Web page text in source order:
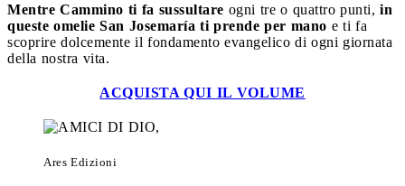
Mentre Cammino ti fa sussultare ogni tre o quattro punti, in
queste omelie San Josemaría ti prende per mano e ti fa
scoprire dolcemente il fondamento evangelico di ogni giornata
della nostra vita.
ACQUISTA QUI IL VOLUME
Ares Edizioni